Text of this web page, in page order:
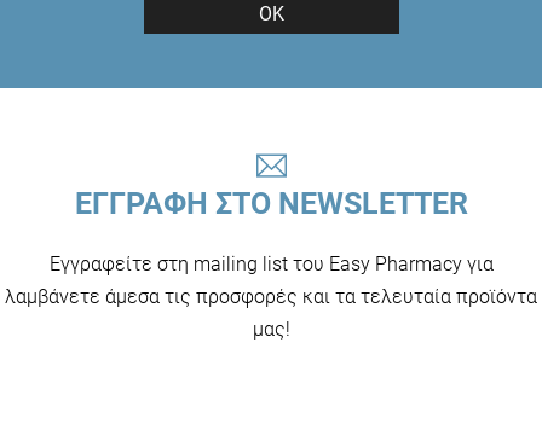
ΟΚ
ΕΓΓΡΑΦΗ ΣΤΟ NEWSLETTER
Εγγραφείτε στη mailing list του Easy Pharmacy για
λαμβάνετε άμεσα τις προσφορές και τα τελευταία προϊόντα
μας!